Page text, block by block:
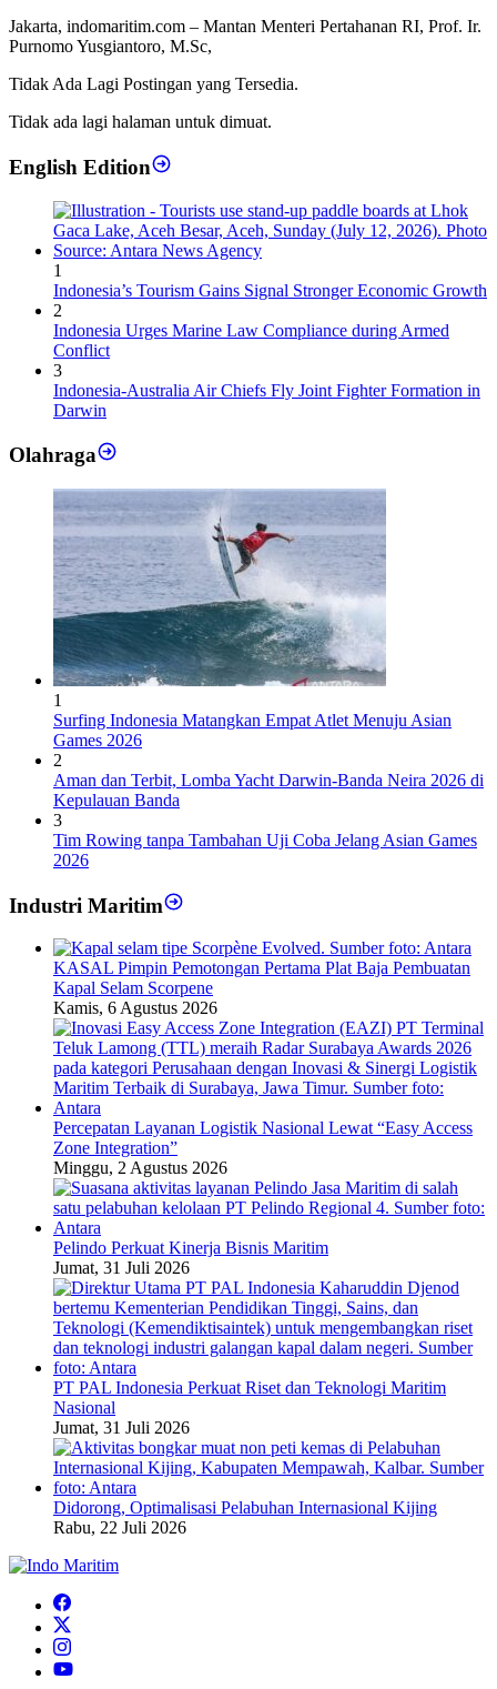
Jakarta, indomaritim.com – Mantan Menteri Pertahanan RI, Prof. Ir.
Purnomo Yusgiantoro, M.Sc,
Tidak Ada Lagi Postingan yang Tersedia.
Tidak ada lagi halaman untuk dimuat.
English Edition
1
Indonesia’s Tourism Gains Signal Stronger Economic Growth
2
Indonesia Urges Marine Law Compliance during Armed
Conflict
3
Indonesia-Australia Air Chiefs Fly Joint Fighter Formation in
Darwin
Olahraga
1
Surfing Indonesia Matangkan Empat Atlet Menuju Asian
Games 2026
2
Aman dan Terbit, Lomba Yacht Darwin-Banda Neira 2026 di
Kepulauan Banda
3
Tim Rowing tanpa Tambahan Uji Coba Jelang Asian Games
2026
Industri Maritim
KASAL Pimpin Pemotongan Pertama Plat Baja Pembuatan
Kapal Selam Scorpene
Kamis, 6 Agustus 2026
Percepatan Layanan Logistik Nasional Lewat “Easy Access
Zone Integration”
Minggu, 2 Agustus 2026
Pelindo Perkuat Kinerja Bisnis Maritim
Jumat, 31 Juli 2026
PT PAL Indonesia Perkuat Riset dan Teknologi Maritim
Nasional
Jumat, 31 Juli 2026
Didorong, Optimalisasi Pelabuhan Internasional Kijing
Rabu, 22 Juli 2026